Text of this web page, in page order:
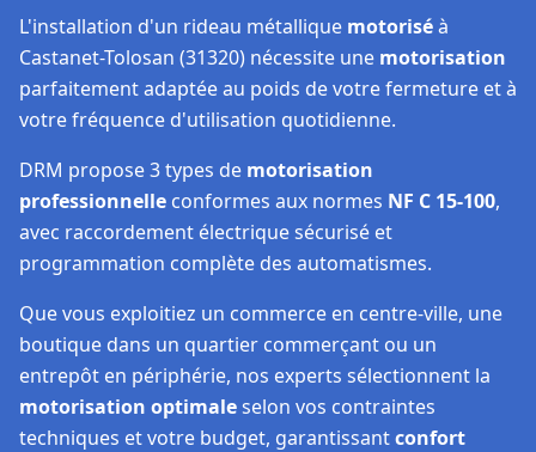
L'installation d'un rideau métallique motoriséà
Castanet-Tolosan (31320) nécessite une motorisation
parfaitement adaptée au poids de votre fermeture et à
votre fréquence d'utilisation quotidienne.
DRM propose 3 types de motorisation
professionnelle conformes aux normes NF C 15-100,
avec raccordement électrique sécurisé et
programmation complète des automatismes.
Que vous exploitiez un commerce en centre-ville, une
boutique dans un quartier commerçant ou un
entrepôt en périphérie, nos experts sélectionnent la
motorisation optimaleselon vos contraintes
techniques et votre budget, garantissantconfort